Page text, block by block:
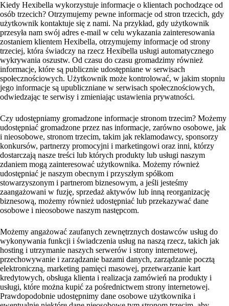
Kiedy Hexibella wykorzystuje informacje o klientach pochodzące od
osób trzecich? Otrzymujemy pewne informacje od stron trzecich, gdy
użytkownik kontaktuje się z nami. Na przykład, gdy użytkownik
przesyła nam swój adres e-mail w celu wykazania zainteresowania
zostaniem klientem Hexibella, otrzymujemy informacje od strony
trzeciej, która świadczy na rzecz Hexibella usługi automatycznego
wykrywania oszustw. Od czasu do czasu gromadzimy również
informacje, które są publicznie udostępniane w serwisach
społecznościowych. Użytkownik może kontrolować, w jakim stopniu
jego informacje są upubliczniane w serwisach społecznościowych,
odwiedzając te serwisy i zmieniając ustawienia prywatności.
Czy udostępniamy gromadzone informacje stronom trzecim? Możemy
udostępniać gromadzone przez nas informacje, zarówno osobowe, jak
i nieosobowe, stronom trzecim, takim jak reklamodawcy, sponsorzy
konkursów, partnerzy promocyjni i marketingowi oraz inni, którzy
dostarczają nasze treści lub których produkty lub usługi naszym
zdaniem mogą zainteresować użytkownika. Możemy również
udostępniać je naszym obecnym i przyszłym spółkom
stowarzyszonym i partnerom biznesowym, a jeśli jesteśmy
zaangażowani w fuzję, sprzedaż aktywów lub inną reorganizację
biznesową, możemy również udostępniać lub przekazywać dane
osobowe i nieosobowe naszym następcom.
Możemy angażować zaufanych zewnętrznych dostawców usług do
wykonywania funkcji i świadczenia usług na naszą rzecz, takich jak
hosting i utrzymanie naszych serwerów i strony internetowej,
przechowywanie i zarządzanie bazami danych, zarządzanie pocztą
elektroniczną, marketing pamięci masowej, przetwarzanie kart
kredytowych, obsługa klienta i realizacja zamówień na produkty i
usługi, które można kupić za pośrednictwem strony internetowej.
Prawdopodobnie udostępnimy dane osobowe użytkownika i